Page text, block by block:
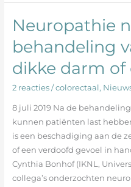
Neuropathie
behandeling
dikke darm of
2 reacties /colorectaal,
8 juli 2019 Na de
kunnen patiënten last
is een beschadiging aan de
of een verdoofd gevoel in
Cynthia Bonhof (IKNL,
collega’s onderzochten
Neuropathie
de
behandeling
kanker
in
de
dikke
darm
of
endeldarm